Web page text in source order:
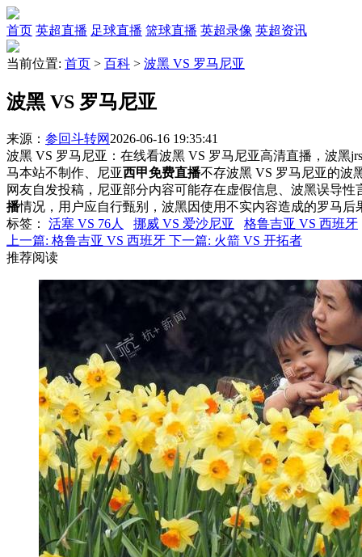
首页 英超直播 足球直播 篮球直播 英超录像 英超资讯
当前位置: 首页 > 百科 > 波黑 VS 罗马尼亚
波黑 VS 罗马尼亚
来源： 参回斗转网 2026-06-16 19:35:41
波黑 VS 罗马尼亚：在线看波黑 VS 罗马尼亚高清直播，波黑
马本站不制作、尼亚西甲免费直播不存波黑 VS 罗马尼亚的波
网友自发投稿，尼亚部分内容可能存在虚假信息、波黑误导
播情况，用户应自行甄别，波黑因使用不实内容造成的罗马后
标签 ： 活塞 VS 76人 挪威 VS 爱沙尼亚
格鲁吉亚 VS 西班牙
上一篇: 格鲁吉亚 VS 西班牙 下一篇: 火箭 VS 开拓者
推荐阅读